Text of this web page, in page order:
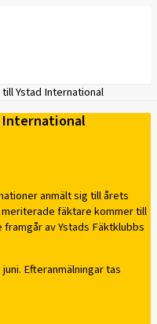
Ystad International
International
anmält sig till årets
meriterade fäktare kommer till
av Ystads Fäktklubbs
Efteranmälningar tas